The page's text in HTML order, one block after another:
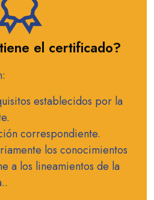
el certificado?
establecidos por la
correspondiente.
los conocimientos
a los lineamientos de la